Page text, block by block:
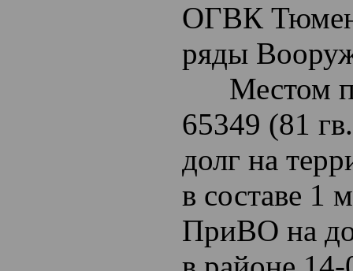
ОГВК
ряды
Местом
65349 (81
долг на
в составе 1
ПриВО на